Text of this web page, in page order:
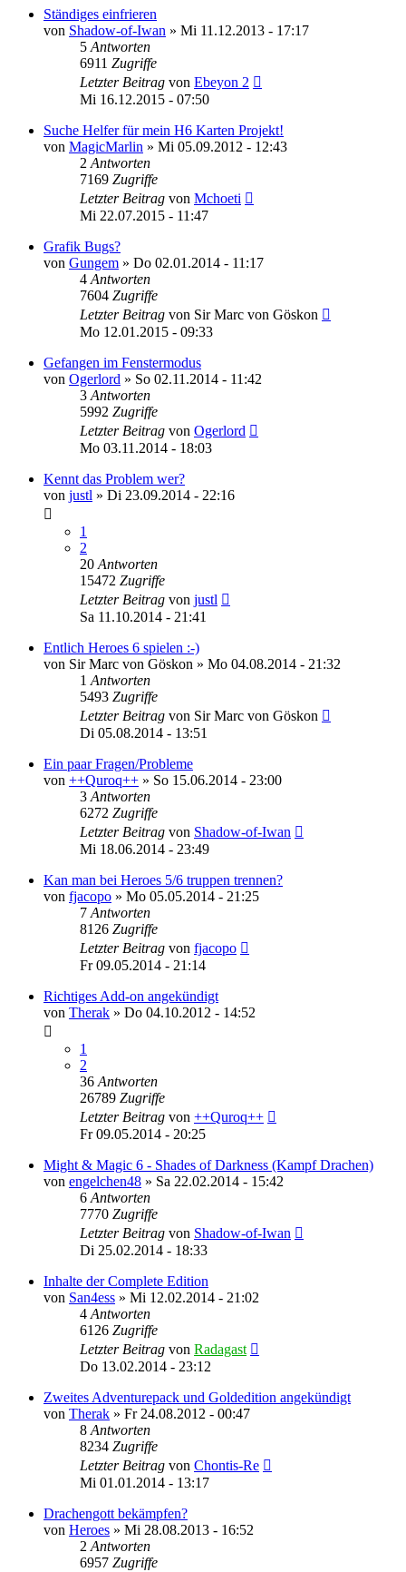
Ständiges einfrieren
von Shadow-of-Iwan » Mi 11.12.2013 - 17:17
5 Antworten
6911 Zugriffe
Letzter Beitrag von Ebeyon 2
Mi 16.12.2015 - 07:50
Suche Helfer für mein H6 Karten Projekt!
von MagicMarlin » Mi 05.09.2012 - 12:43
2 Antworten
7169 Zugriffe
Letzter Beitrag von Mchoeti
Mi 22.07.2015 - 11:47
Grafik Bugs?
von Gungem » Do 02.01.2014 - 11:17
4 Antworten
7604 Zugriffe
Letzter Beitrag von Sir Marc von Göskon
Mo 12.01.2015 - 09:33
Gefangen im Fenstermodus
von Ogerlord » So 02.11.2014 - 11:42
3 Antworten
5992 Zugriffe
Letzter Beitrag von Ogerlord
Mo 03.11.2014 - 18:03
Kennt das Problem wer?
von justl » Di 23.09.2014 - 22:16
1
2
20 Antworten
15472 Zugriffe
Letzter Beitrag von justl
Sa 11.10.2014 - 21:41
Entlich Heroes 6 spielen :-)
von Sir Marc von Göskon » Mo 04.08.2014 - 21:32
1 Antworten
5493 Zugriffe
Letzter Beitrag von Sir Marc von Göskon
Di 05.08.2014 - 13:51
Ein paar Fragen/Probleme
von ++Quroq++ » So 15.06.2014 - 23:00
3 Antworten
6272 Zugriffe
Letzter Beitrag von Shadow-of-Iwan
Mi 18.06.2014 - 23:49
Kan man bei Heroes 5/6 truppen trennen?
von fjacopo » Mo 05.05.2014 - 21:25
7 Antworten
8126 Zugriffe
Letzter Beitrag von fjacopo
Fr 09.05.2014 - 21:14
Richtiges Add-on angekündigt
von Therak » Do 04.10.2012 - 14:52
1
2
36 Antworten
26789 Zugriffe
Letzter Beitrag von ++Quroq++
Fr 09.05.2014 - 20:25
Might & Magic 6 - Shades of Darkness (Kampf Drachen)
von engelchen48 » Sa 22.02.2014 - 15:42
6 Antworten
7770 Zugriffe
Letzter Beitrag von Shadow-of-Iwan
Di 25.02.2014 - 18:33
Inhalte der Complete Edition
von San4ess » Mi 12.02.2014 - 21:02
4 Antworten
6126 Zugriffe
Letzter Beitrag von Radagast
Do 13.02.2014 - 23:12
Zweites Adventurepack und Goldedition angekündigt
von Therak » Fr 24.08.2012 - 00:47
8 Antworten
8234 Zugriffe
Letzter Beitrag von Chontis-Re
Mi 01.01.2014 - 13:17
Drachengott bekämpfen?
von Heroes » Mi 28.08.2013 - 16:52
2 Antworten
6957 Zugriffe